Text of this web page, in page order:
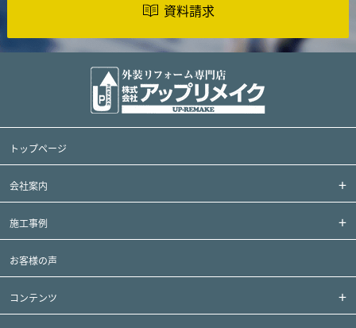
資料請求
トップページ
会社案内
施工事例
お客様の声
コンテンツ